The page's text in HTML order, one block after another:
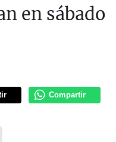
en sábado
Compartir